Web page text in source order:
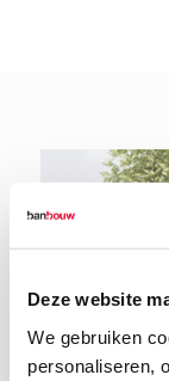
Deze website
We gebruiken
personaliseren,